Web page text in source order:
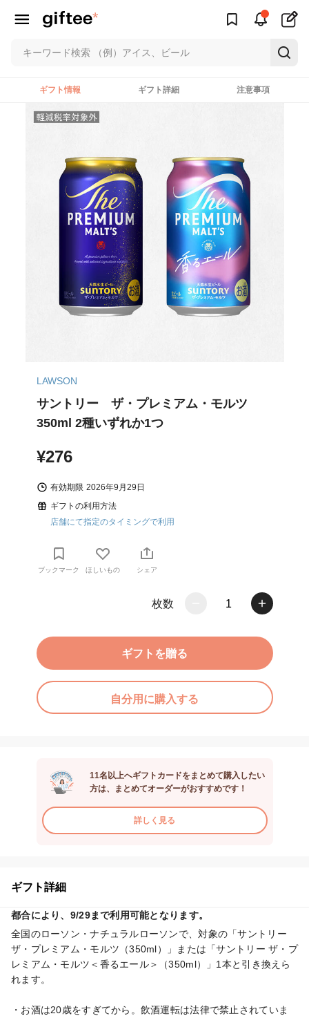
ギフト情報 ギフト詳細 注意事項
LAWSON
サントリー ザ・プレミアム・モルツ
350ml 2種いずれか1つ
¥276
有効期限 2026年9月29日
ギフトの利用方法
店舗にて指定のタイミングで利用
ブックマーク ほしいもの シェア
枚数 1
ギフトを贈る
自分用に購入する
11名以上へギフトカードをまとめて購入したい
方は、まとめてオーダーがおすすめです！
詳しく見る
ギフト詳細
都合により、9/29まで利用可能となります。
全国のローソン・ナチュラルローソンで、対象の「サントリー
ザ・プレミアム・モルツ（350ml）」または「サントリー ザ・プ
レミアム・モルツ＜香るエール＞（350ml）」1本と引き換えら
れます。
・お酒は20歳をすぎてから。飲酒運転は法律で禁止されていま